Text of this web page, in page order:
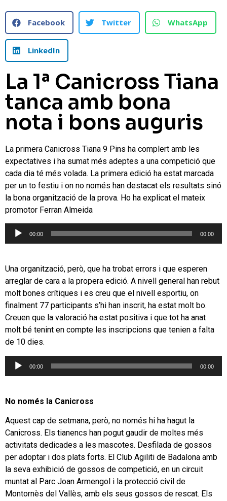
Facebook Twitter WhatsApp
LinkedIn
La 1ª Canicross Tiana
tanca amb bona
nota i bons auguris
La primera Canicross Tiana 9 Pins ha complert amb les
expectatives i ha sumat més adeptes a una competició que
cada dia té més volada. La primera edició ha estat marcada
per un to festiu i on no només han destacat els resultats sinó
la bona organització de la prova. Ho ha explicat el mateix
promotor Ferran Almeida
Reproductor
00:00 00:00
Una organització, però, que ha trobat errors i que esperen
arreglar de cara a la propera edició. A nivell general han rebut
molt bones crítiques i es creu que el nivell esportiu, on
finalment 77 participants s’hi han inscrit, ha estat molt bo.
Creuen que la valoració ha estat positiva i que tot ha anat
molt bé tenint en compte les inscripcions que tenien a falta
de 10 dies.
Reproductor
00:00 00:00
No només la Canicross
Aquest cap de setmana, però, no només hi ha hagut la
Canicross. Els tianencs han pogut gaudir de moltes més
activitats dedicades a les mascotes. Desfilada de gossos
per adoptar i dos plats forts. El Club Agiliti de Badalona amb
la seva exhibició de gossos de competició, en un circuit
muntat al Parc Joan Armengol i la protecció civil de
Montornès del Vallès, amb els seus gossos de rescat. Els